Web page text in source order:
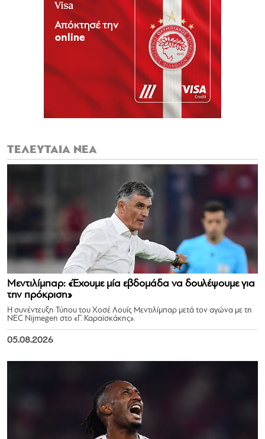
ΤΕΛΕΥΤΑΙΑ ΝΕΑ
Μεντιλίμπαρ: «Έχουμε μία εβδομάδα να δουλέψουμε για
την πρόκριση»
Η συνέντευξη Τύπου του Χοσέ Λουίς Μεντιλίμπαρ μετά τον αγώνα με τη
NEC Nijmegen στο «Γ. Καραϊσκάκης».
05.08.2026